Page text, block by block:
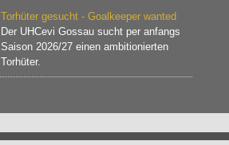
Torhüter gesucht - Goalkeeper wanted
Der UHCevi Gossau sucht per anfangs
Saison 2026/27 einen ambitionierten
Torhüter.